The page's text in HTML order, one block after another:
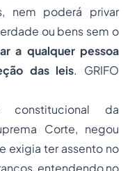
nem poderá privar
ou bens sem o
a qualquer pessoa
das leis. GRIFO
constitucional da
Corte, negou
exigia ter assento no
entendendo no